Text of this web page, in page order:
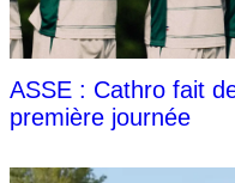
ASSE : Cathro fait
première journée